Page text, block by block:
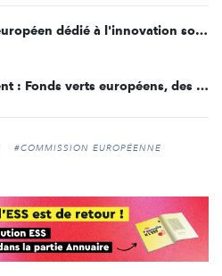
ESCF : un nouveau fonds européen dédié à l'innovation sociale
[ÉCLAIRAGE] Environnement : Fonds verts européens, des investissements en hausse
#COMMISSION EUROPÉENNE